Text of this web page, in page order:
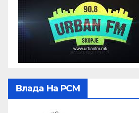
Влада На РСМ